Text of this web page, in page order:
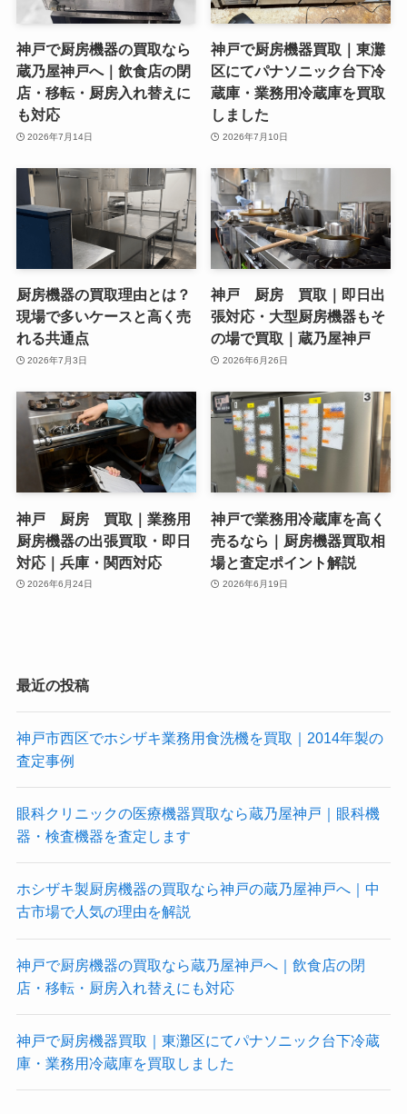
神戸で厨房機器の買取なら
蔵乃屋神戸へ｜飲食店の閉
店・移転・厨房入れ替えに
も対応
2026年7月14日
神戸で厨房機器買取｜東灘
区にてパナソニック台下冷
蔵庫・業務用冷蔵庫を買取
しました
2026年7月10日
厨房機器の買取理由とは？
現場で多いケースと高く売
れる共通点
2026年7月3日
神戸 厨房 買取｜即日出
張対応・大型厨房機器もそ
の場で買取｜蔵乃屋神戸
2026年6月26日
神戸 厨房 買取｜業務用
厨房機器の出張買取・即日
対応｜兵庫・関西対応
2026年6月24日
神戸で業務用冷蔵庫を高く
売るなら｜厨房機器買取相
場と査定ポイント解説
2026年6月19日
最近の投稿
神戸市西区でホシザキ業務用食洗機を買取｜2014年製の
査定事例
眼科クリニックの医療機器買取なら蔵乃屋神戸｜眼科機
器・検査機器を査定します
ホシザキ製厨房機器の買取なら神戸の蔵乃屋神戸へ｜中
古市場で人気の理由を解説
神戸で厨房機器の買取なら蔵乃屋神戸へ｜飲食店の閉
店・移転・厨房入れ替えにも対応
神戸で厨房機器買取｜東灘区にてパナソニック台下冷蔵
庫・業務用冷蔵庫を買取しました